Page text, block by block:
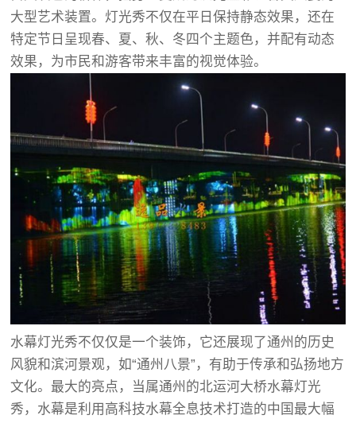
大型艺术装置。灯光秀不仅在平日保持静态效果，还在
特定节日呈现春、夏、秋、冬四个主题色，并配有动态
效果，为市民和游客带来丰富的视觉体验。
水幕灯光秀不仅仅是一个装饰，它还展现了通州的历史
风貌和滨河景观，如“通州八景”，有助于传承和弘扬地方
文化。最大的亮点，当属通州的北运河大桥水幕灯光
秀，水幕是利用高科技水幕全息技术打造的中国最大幅